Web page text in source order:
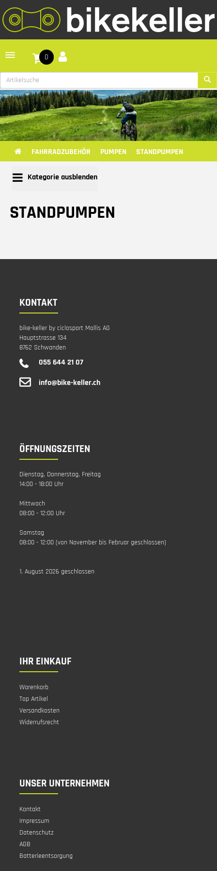
Toggle navigation
0
FAHRRADZUBEHÖR PUMPEN STANDPUMPEN
Kategorie ausblenden
STANDPUMPEN
KONTAKT
bike-keller by ciclosport Mollis AG
Hauptstrasse 134
8762 Schwanden
055 644 21 07
info@bike-keller.ch
ÖFFNUNGSZEITEN
Dienstag, Donnerstag, Freitag
14:00 - 18:00 Uhr
Mittwoch
08:00 - 12:00 Uhr
Samstag
08:00 - 12:00 (von November bis Februar geschlossen)
1. August 2026 geschlossen
IHR EINKAUF
Warenkorb
Top Artikel
Versandkosten
Widerrufsrecht
UNSER UNTERNEHMEN
Kontakt
Impressum
Datenschutz
AGB
Batterieentsorgung